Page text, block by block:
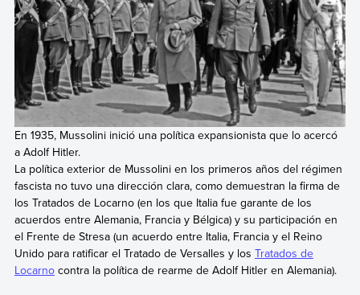
En 1935, Mussolini inició una política expansionista que lo acercó
a Adolf Hitler.
La política exterior de Mussolini en los primeros años del régimen
fascista no tuvo una dirección clara, como demuestran la firma de
los Tratados de Locarno (en los que Italia fue garante de los
acuerdos entre Alemania, Francia y Bélgica) y su participación en
el Frente de Stresa (un acuerdo entre Italia, Francia y el Reino
Unido para ratificar el Tratado de Versalles y los Tratados de
Locarnocontra la política de rearme de Adolf Hitler en Alemania).